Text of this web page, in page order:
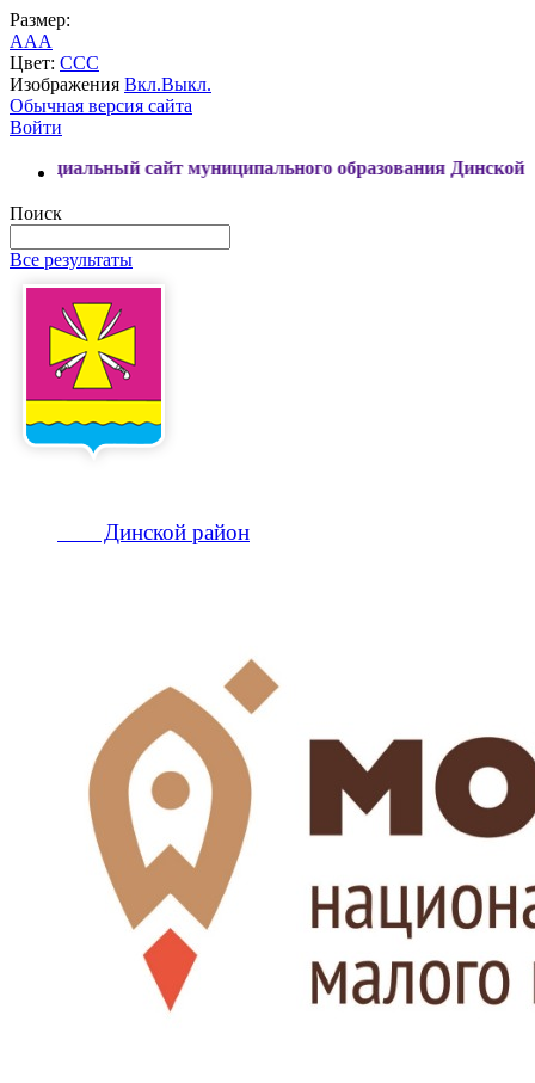
Размер:
AAA
Цвет: CCC
Изображения Вкл.Выкл.
Обычная версия сайта
Войти
сайт муниципального образования Динской район
Поиск
Все результаты
Динской район